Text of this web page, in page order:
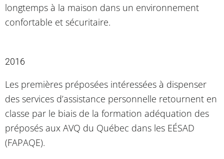
longtemps à la maison dans un environnement
confortable et sécuritaire.
2016
Les premières préposées intéressées à dispenser
des services d’assistance personnelle retournent en
classe par le biais de la formation adéquation des
préposés aux AVQ du Québec dans les EÉSAD
(FAPAQE).